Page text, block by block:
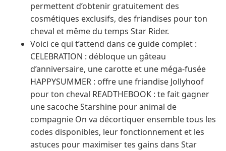
permettent d’obtenir gratuitement des
cosmétiques exclusifs, des friandises pour ton
cheval et même du temps Star Rider.
Voici ce qui t’attend dans ce guide complet :
CELEBRATION : débloque un gâteau
d’anniversaire, une carotte et une méga-fusée
HAPPYSUMMER : offre une friandise Jollyhoof
pour ton cheval READTHEBOOK : te fait gagner
une sacoche Starshine pour animal de
compagnie On va décortiquer ensemble tous les
codes disponibles, leur fonctionnement et les
astuces pour maximiser tes gains dans Star